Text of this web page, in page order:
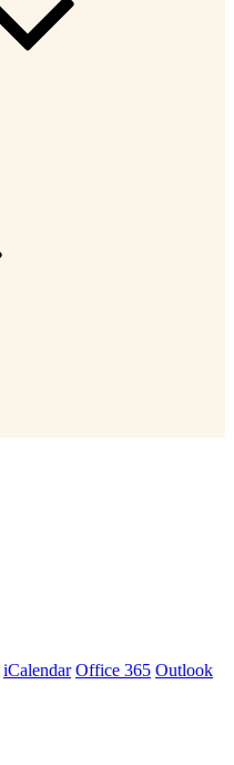
iCalendar Office 365 Outlook